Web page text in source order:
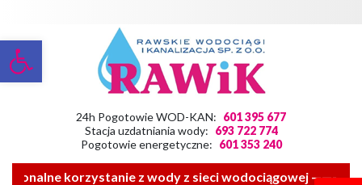
Otwórz pasek narzędzi
24h Pogotowie WOD-KAN: 601 395 677
Stacja uzdatniania wody: 693 722 774
Pogotowie energetyczne: 601 353 240
korzystanie z wody z sieci wodociągowej ——-